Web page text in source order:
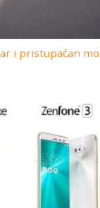
i pristupačan